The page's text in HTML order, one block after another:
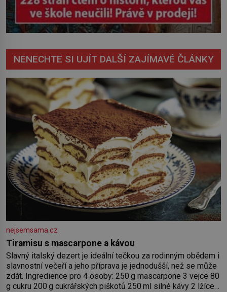
NENECHTE SI UJÍT DALŠÍ ZAJÍMAVÉ ČLÁNKY
nejsemsama.cz
Tiramisu s mascarpone a kávou
Slavný italský dezert je ideální tečkou za rodinným obědem i
slavnostní večeří a jeho příprava je jednodušší, než se může
zdát. Ingredience pro 4 osoby: 250 g mascarpone 3 vejce 80
g cukru 200 g cukrářských piškotů 250 ml silné kávy 2 lžíce